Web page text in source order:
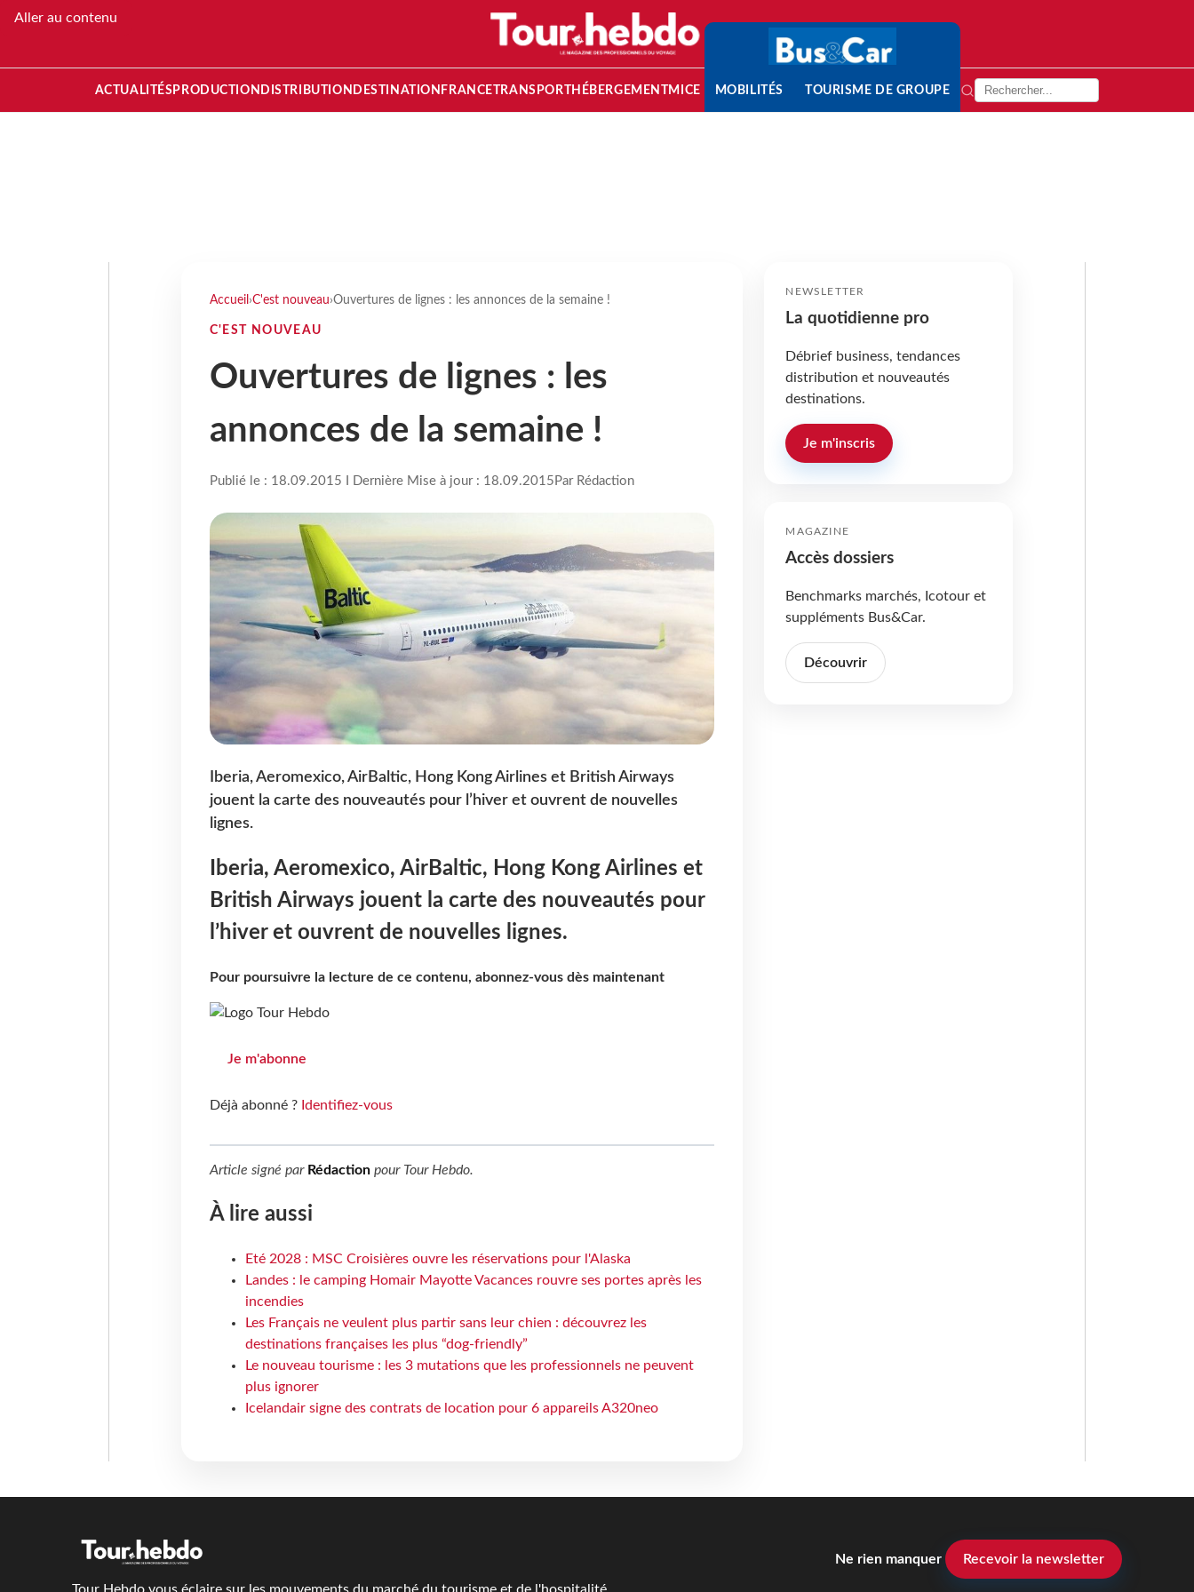
Aller au contenu
ACTUALITÉS PRODUCTION DISTRIBUTION DESTINATION FRANCETRANSPORT HÉBERGEMENTMICE MOBILITÉS TOURISME DE GROUPE
Accueil ›C'est nouveau›Ouvertures de lignes : les annonces de la semaine !
C'EST NOUVEAU
Ouvertures de lignes : les
annonces de la semaine !
Publié le : 18.09.2015 I Dernière Mise à jour : 18.09.2015 Par Rédaction
Iberia, Aeromexico, AirBaltic, Hong Kong Airlines et British Airways
jouent la carte des nouveautés pour l’hiver et ouvrent de nouvelles
lignes.
Iberia, Aeromexico, AirBaltic, Hong Kong Airlines et
British Airways jouent la carte des nouveautés pour
l’hiver et ouvrent de nouvelles lignes.
Pour poursuivre la lecture de ce contenu, abonnez-vous dès maintenant
Je m'abonne
Déjà abonné ? Identifiez-vous
Article signé par Rédactionpour Tour Hebdo.
À lire aussi
Eté 2028 : MSC Croisières ouvre les réservations pour l'Alaska
Landes : le camping Homair Mayotte Vacances rouvre ses portes après les
incendies
Les Français ne veulent plus partir sans leur chien : découvrez les
destinations françaises les plus “dog-friendly”
Le nouveau tourisme : les 3 mutations que les professionnels ne peuvent
plus ignorer
Icelandair signe des contrats de location pour 6 appareils A320neo
NEWSLETTER
La quotidienne pro
Débrief business, tendances
distribution et nouveautés
destinations.
Je m'inscris
MAGAZINE
Accès dossiers
Benchmarks marchés, Icotour et
suppléments Bus&Car.
Découvrir
Ne rien manquer Recevoir la newsletter